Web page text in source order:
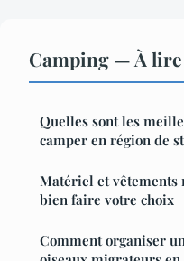
Camping — À lire
Quelles sont les
camper en région de
Matériel et
bien faire votre choix
Comment organiser